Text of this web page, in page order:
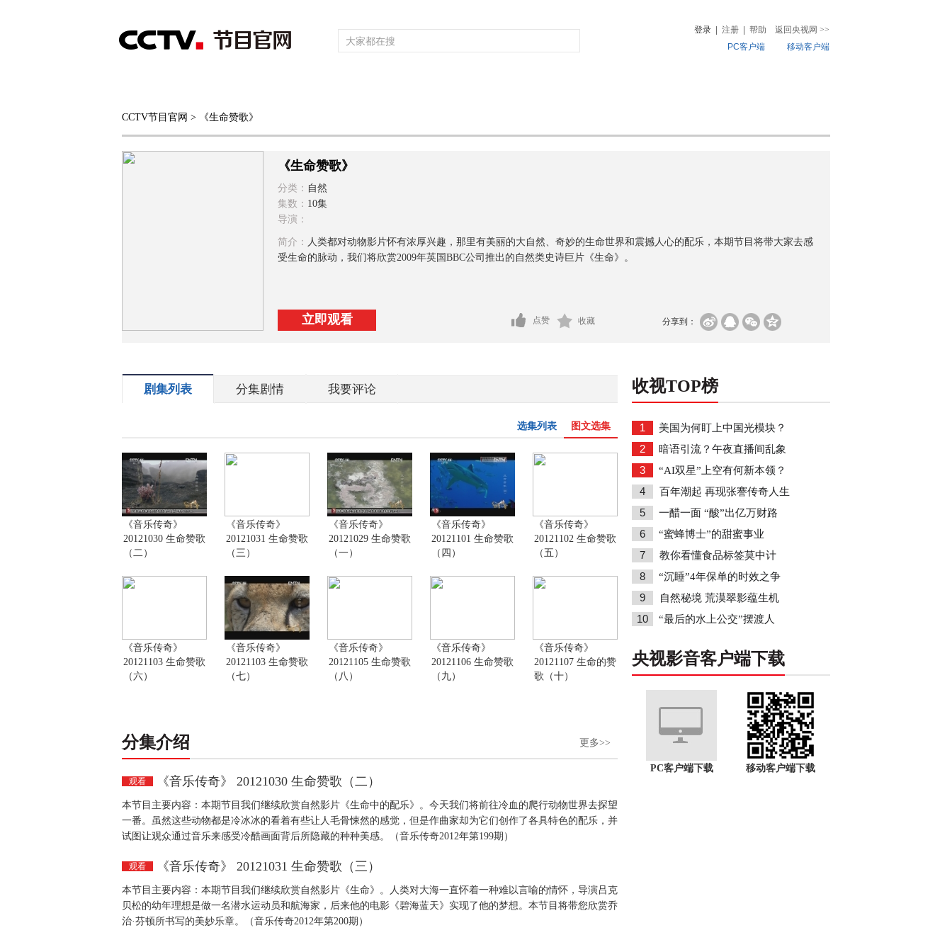
登录 注册 帮助 返回央视网 >>
PC客户端
移动客户端
综合 新闻 财经 综艺 中文国际
CCTV节目官网 > 《生命赞歌》
《生命赞歌》
分类： 自然
集数： 10集
导演：
简介： 人类都对动物影片怀有浓厚兴趣，那里有美丽的大自然、奇妙的生命世界和震撼人心的配乐，本期节目将带大家去感
受生命的脉动，我们将欣赏2009年英国BBC公司推出的自然类史诗巨片《生命》。
立即观看 分享到：
点赞 收藏
剧集列表 分集剧情 我要评论
图文选集
选集列表
《音乐传奇》
20121030 生命赞歌
（二）
《音乐传奇》
20121031 生命赞歌
（三）
《音乐传奇》
20121029 生命赞歌
（一）
《音乐传奇》
20121101 生命赞歌
（四）
《音乐传奇》
20121102 生命赞歌
（五）
《音乐传奇》
20121103 生命赞歌
（六）
《音乐传奇》
20121103 生命赞歌
（七）
《音乐传奇》
20121105 生命赞歌
（八）
《音乐传奇》
20121106 生命赞歌
（九）
《音乐传奇》
20121107 生命的赞
歌（十）
分集介绍 更多>>
观看 《音乐传奇》 20121030 生命赞歌（二）
本节目主要内容：本期节目我们继续欣赏自然影片《生命中的配乐》。今天我们将前往冷血的爬行动物世界去探望
一番。虽然这些动物都是冷冰冰的看着有些让人毛骨悚然的感觉，但是作曲家却为它们创作了各具特色的配乐，并
试图让观众通过音乐来感受冷酷画面背后所隐藏的种种美感。（音乐传奇2012年第199期）
观看 《音乐传奇》 20121031 生命赞歌（三）
本节目主要内容：本期节目我们继续欣赏自然影片《生命》。人类对大海一直怀着一种难以言喻的情怀，导演吕克
贝松的幼年理想是做一名潜水运动员和航海家，后来他的电影《碧海蓝天》实现了他的梦想。本节目将带您欣赏乔
治·芬顿所书写的美妙乐章。（音乐传奇2012年第200期）
收视TOP榜
1 美国为何盯上中国光模块？
2 暗语引流？午夜直播间乱象
3 “AI双星”上空有何新本领？
4 百年潮起 再现张謇传奇人生
5 一醋一面 “酸”出亿万财路
6 “蜜蜂博士”的甜蜜事业
7 教你看懂食品标签莫中计
8 “沉睡”4年保单的时效之争
9 自然秘境 荒漠翠影蕴生机
10 “最后的水上公交”摆渡人
央视影音客户端下载
PC客户端下载 移动客户端下载